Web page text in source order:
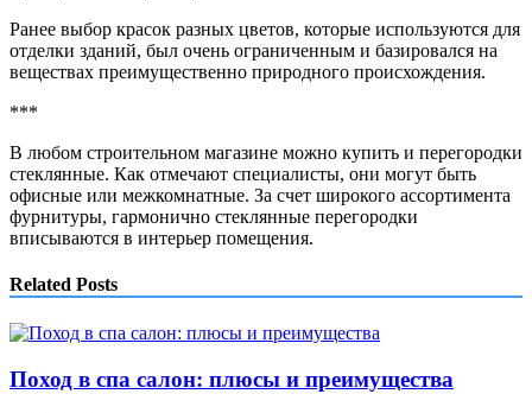
Ранее выбор красок разных цветов, которые используются для
отделки зданий, был очень ограниченным и базировался на
веществах преимущественно природного происхождения.
***
В любом строительном магазине можно купить и перегородки
стеклянные. Как отмечают специалисты, они могут быть
офисные или межкомнатные. За счет широкого ассортимента
фурнитуры, гармонично стеклянные перегородки
вписываются в интерьер помещения.
Related Posts
Поход в спа салон: плюсы и преимущества